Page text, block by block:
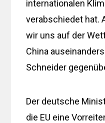
internationalen
verabschiedet hat.
wir uns auf der
China
Schneider
Der deutsche
die EU eine